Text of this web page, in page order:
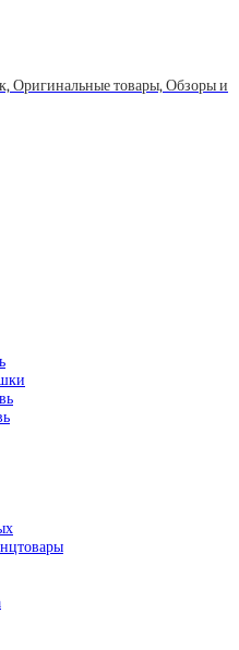
Оригинальные товары, Обзоры и